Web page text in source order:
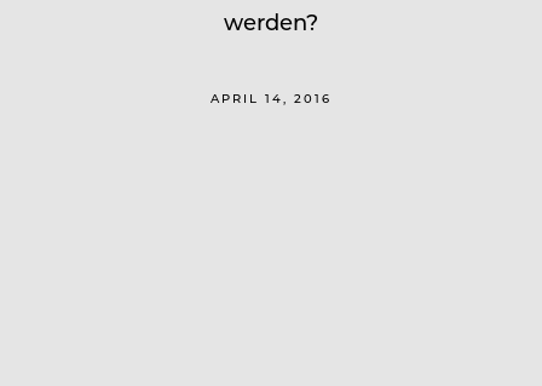
werden?
APRIL 14, 2016